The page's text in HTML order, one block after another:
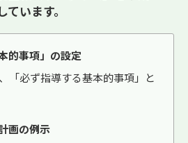
います。
的事項」の設定
「必ず指導する基本的事項」と
画の例示